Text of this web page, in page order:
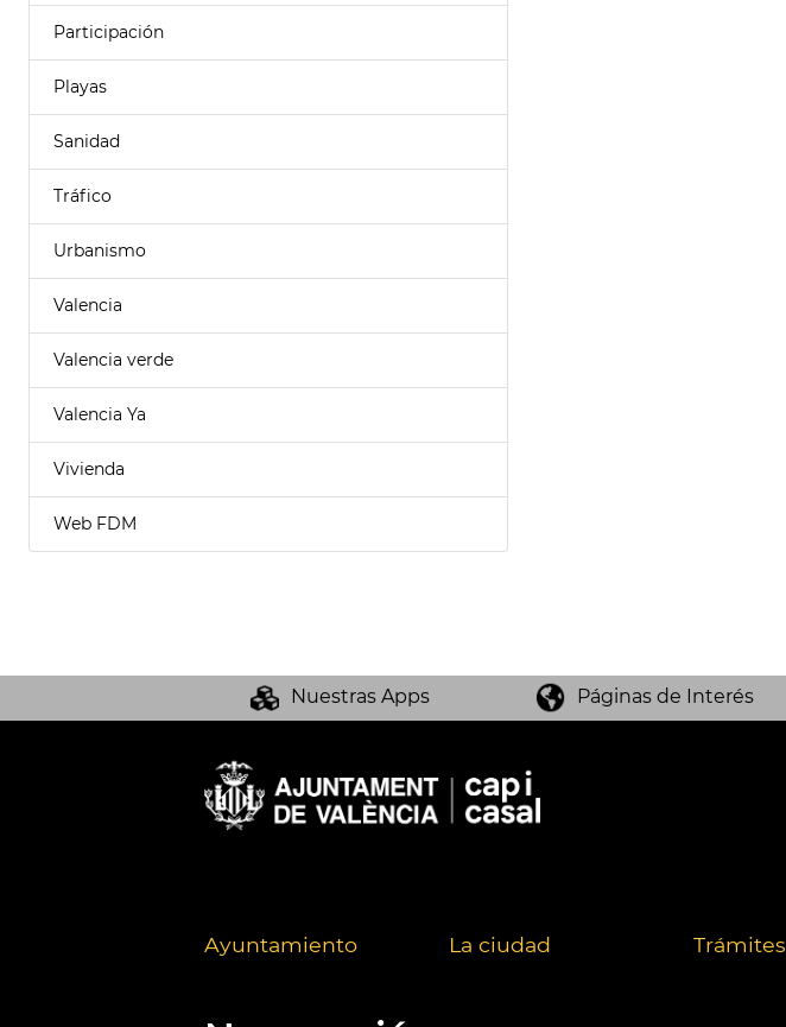
Participación
Playas
Sanidad
Tráfico
Urbanismo
Valencia
Valencia verde
Valencia Ya
Vivienda
Web FDM
Nuestras Apps Páginas de Interés
Ayuntamiento La ciudad Trámites